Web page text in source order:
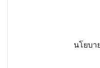
นโยบ